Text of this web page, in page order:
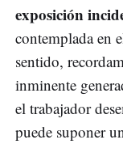
exposición
contemplada en
sentido,
inminente
el trabajador
puede suponer